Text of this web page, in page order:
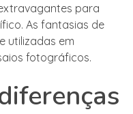
para
As fantasias de
utilizadas em
fotográficos.